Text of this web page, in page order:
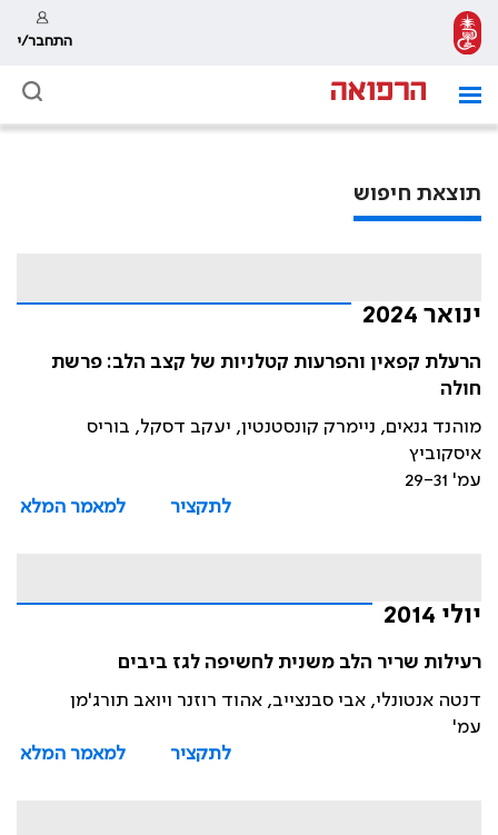
התחבר/י
תוצאת חיפוש
ינואר 2024
הרעלת קפאין והפרעות קטלניות של קצב הלב: פרשת
חולה
מוהנד גנאים, ניימרק קונסטנטין, יעקב דסקל, בוריס
איסקוביץ
עמ' 29-31
לתקציר
למאמר המלא
יולי 2014
רעילות שריר הלב משנית לחשיפה לגז ביבים
דנטה אנטונלי, אבי סבנצייב, אהוד רוזנר ויואב תורג'מן
עמ'
לתקציר
למאמר המלא